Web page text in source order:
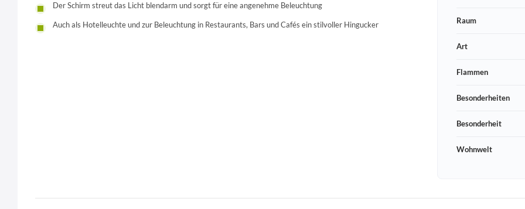
Der Schirm streut das Licht blendarm und sorgt für eine angenehme Beleuchtung
Auch als Hotelleuchte und zur Beleuchtung in Restaurants, Bars und Cafés ein stilvoller Hingucker Raum
Art
Flammen
Besonderheiten
Besonderheit
Wohnwelt